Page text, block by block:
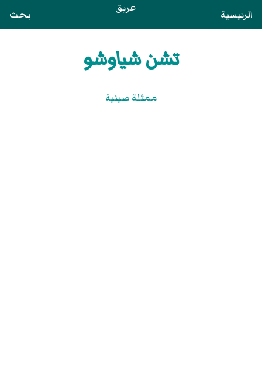
الرئيسية عريق بحث
تشن شياوشو
ممثلة صينية